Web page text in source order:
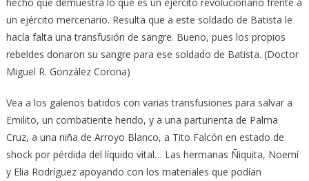
un ejército mercenario. Resulta que a este soldado de Batista le
hacía falta una transfusión de sangre. Bueno, pues los propios
rebeldes donaron su sangre para ese soldado de Batista. (Doctor
Miguel R. González Corona)
Vea a los galenos batidos con varias transfusiones para salvar a
Emilito, un combatiente herido, y a una parturienta de Palma
Cruz, a una niña de Arroyo Blanco, a Tito Falcón en estado de
shock por pérdida del líquido vital… Las hermanas Ñiquita, Noemí
y Elia Rodríguez apoyando con los materiales que podían